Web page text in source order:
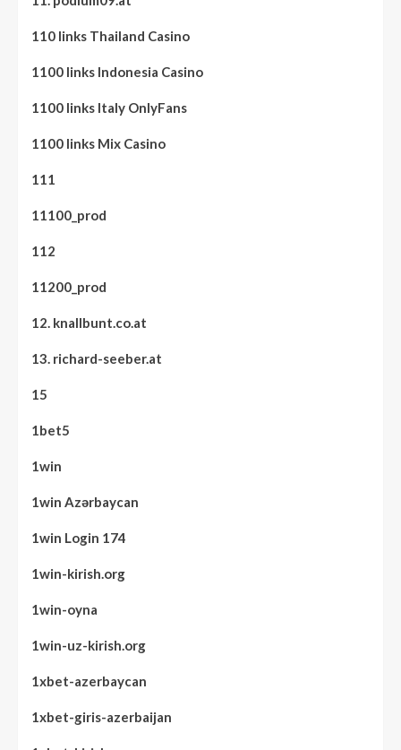
110 links Thailand Casino
1100 links Indonesia Casino
1100 links Italy OnlyFans
1100 links Mix Casino
111
11100_prod
112
11200_prod
12. knallbunt.co.at
13. richard-seeber.at
15
1bet5
1win
1win Azərbaycan
1win Login 174
1win-kirish.org
1win-oyna
1win-uz-kirish.org
1xbet-azerbaycan
1xbet-giris-azerbaijan